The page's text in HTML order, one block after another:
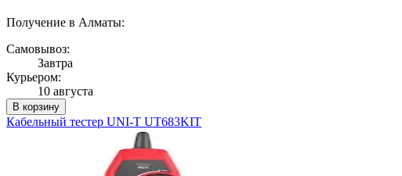
Получение в Алматы:
Самовывоз:
Завтра
Курьером:
10 августа
В корзину
Кабельный тестер UNI-T UT683KIT